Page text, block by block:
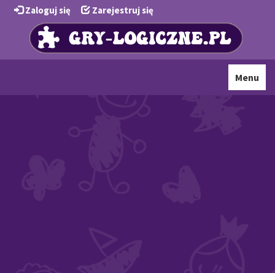
Zaloguj się Zarejestruj się
Toggle
Menu